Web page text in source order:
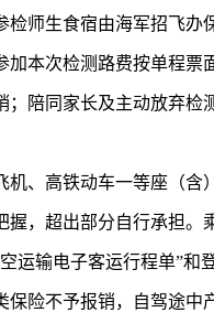
生食宿由海军招飞办保
加本次检测路费按单程票
；陪同家长及主动放弃检
高铁动车一等座（含）
握，超出部分自行承担。
运输电子客运行程单”和
保险不予报销，自驾途中